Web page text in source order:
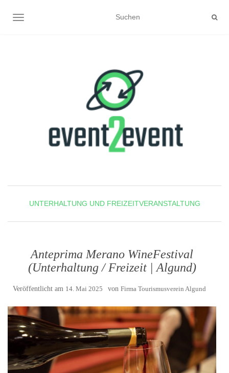
NAVIGATION UMSCHALTEN
UNTERHALTUNG UND FREIZEITVERANSTALTUNG
Anteprima Merano WineFestival
(Unterhaltung / Freizeit | Algund)
Veröffentlicht am 14. Mai 2025 von Firma Tourismusverein Algund